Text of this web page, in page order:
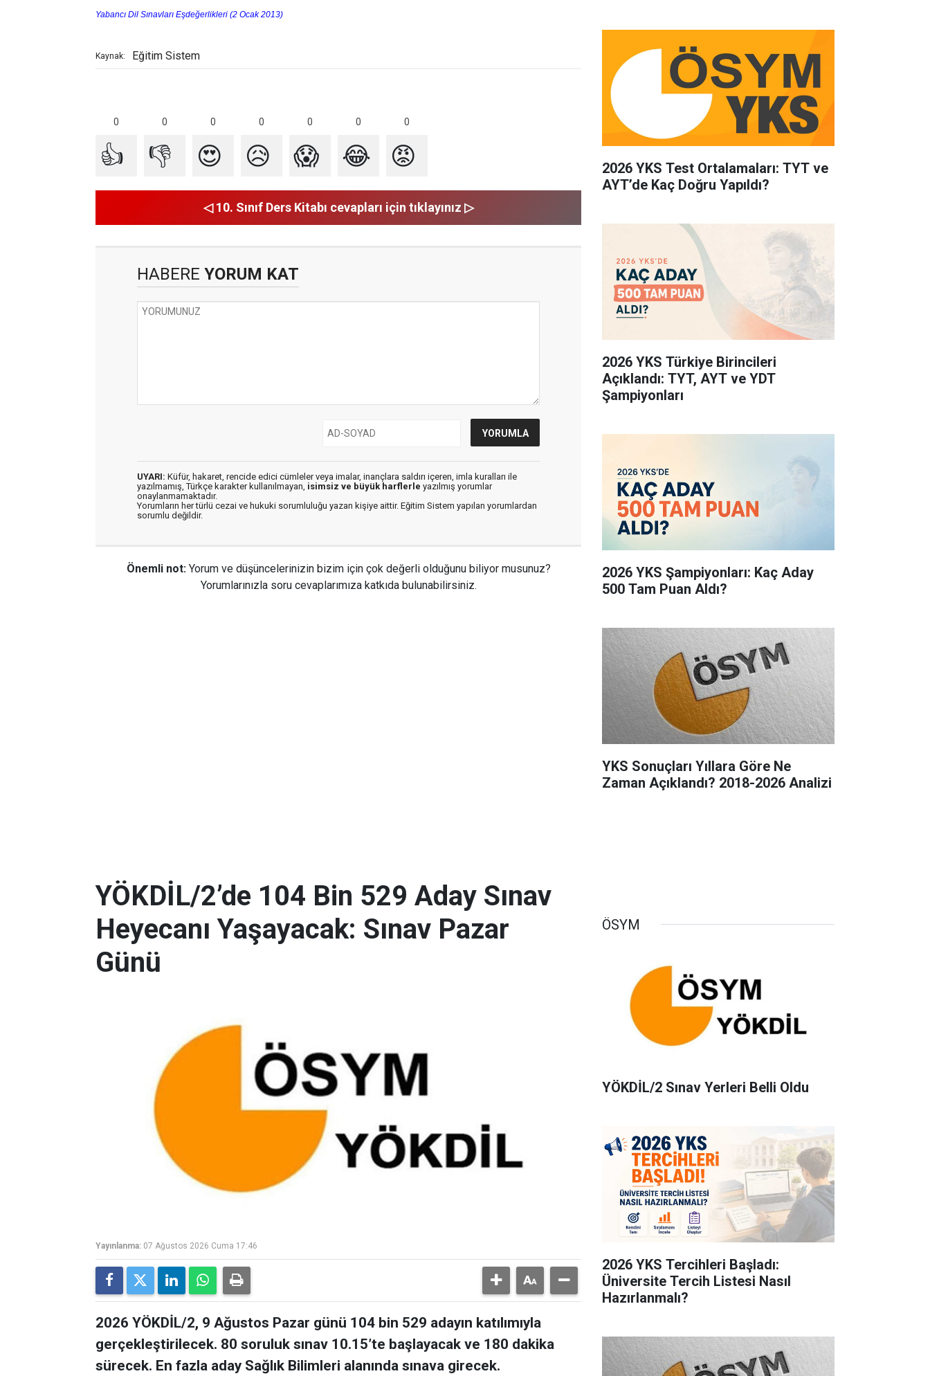
Yabancı Dil Sınavları Eşdeğerlikleri (2 Ocak 2013)
Kaynak: Eğitim Sistem
0 0 0 0 0 0 0
👍 👎 😍 😥 😱 😂 😡
◁ 10. Sınıf Ders Kitabı cevapları için tıklayınız ▷
HABERE YORUM KAT
UYARI: Küfür, hakaret, rencide edici cümleler veya imalar, inançlara saldırı içeren, imla kuralları ile
yazılmamış, Türkçe karakter kullanılmayan, isimsiz ve büyük harflerle yazılmış yorumlar
onaylanmamaktadır.
Yorumların her türlü cezai ve hukuki sorumluluğu yazan kişiye aittir. Eğitim Sistem yapılan yorumlardan
sorumlu değildir.
Önemli not: Yorum ve düşüncelerinizin bizim için çok değerli olduğunu biliyor musunuz?
Yorumlarınızla soru cevaplarımıza katkıda bulunabilirsiniz.
2026 YKS Test Ortalamaları: TYT ve
AYT’de Kaç Doğru Yapıldı?
2026 YKS Türkiye Birincileri
Açıklandı: TYT, AYT ve YDT
Şampiyonları
2026 YKS Şampiyonları: Kaç Aday
500 Tam Puan Aldı?
YKS Sonuçları Yıllara Göre Ne
Zaman Açıklandı? 2018-2026 Analizi
YÖKDİL/2’de 104 Bin 529 Aday Sınav
Heyecanı Yaşayacak: Sınav Pazar
Günü
Yayınlanma: 07 Ağustos 2026 Cuma 17:46
2026 YÖKDİL/2, 9 Ağustos Pazar günü 104 bin 529 adayın katılımıyla
gerçekleştirilecek. 80 soruluk sınav 10.15’te başlayacak ve 180 dakika
sürecek. En fazla aday Sağlık Bilimleri alanında sınava girecek.
ÖSYM
YÖKDİL/2 Sınav Yerleri Belli Oldu
2026 YKS Tercihleri Başladı:
Üniversite Tercih Listesi Nasıl
Hazırlanmalı?